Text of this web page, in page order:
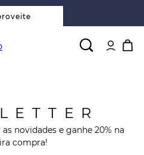
novidades e ganhe 20% na
compra!